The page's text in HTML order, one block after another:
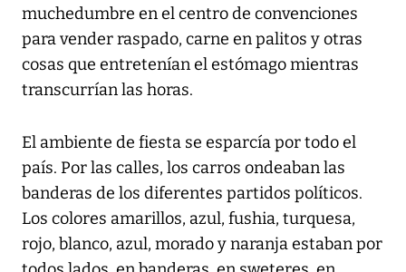
muchedumbre en el centro de convenciones
para vender raspado, carne en palitos y otras
cosas que entretenían el estómago mientras
transcurrían las horas.
El ambiente de fiesta se esparcía por todo el
país. Por las calles, los carros ondeaban las
banderas de los diferentes partidos políticos.
Los colores amarillos, azul, fushia, turquesa,
rojo, blanco, azul, morado y naranja estaban por